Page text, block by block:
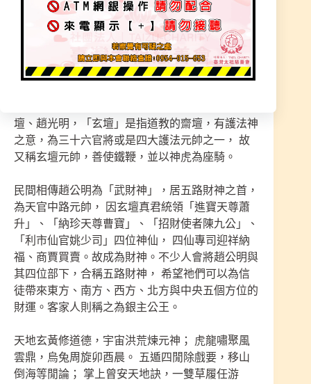
參拜，祈求財運、運勢、轉運，都能得到保佑，
前方有功德箱，可隨喜植福轉化福運，會更有感
受，有拾有得～ 「財神爺賜財賜寶」
【武財神 : 趙公明由來】 玄壇真君，全稱金龍如意
壇、趙光明，「玄壇」是指道教的齋壇，有護法神
之意，為三十六官將或是四大護法元帥之一， 故
又稱玄壇元帥，善使鐵鞭，並以神虎為座騎。
民間相傳趙公明為「武財神」，居五路財神之首，
為天官中路元帥， 因玄壇真君統領「進寶天尊蕭
升」、「納珍天尊曹寶」、「招財使者陳九公」、
「利市仙官姚少司」四位神仙， 四仙專司迎祥納
福、商賈買賣。故成為財神。不少人會將趙公明與
其四位部下，合稱五路財神， 希望祂們可以為信
徒帶來東方、南方、西方、北方與中央五個方位的
財運。客家人則稱之為銀主公王。
天地玄黃修道德，宇宙洪荒煉元神； 虎龍嘯聚風
雲鼎，烏兔周旋卯酉晨。 五遁四閒除戲要，移山
倒海等閒論； 掌上曾安天地訣，一雙草履任游